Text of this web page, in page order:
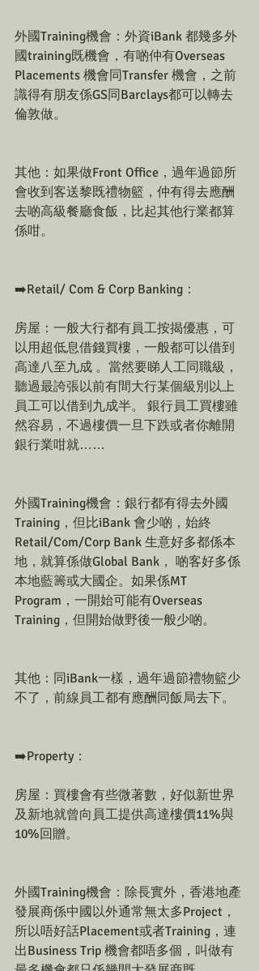
外國Training機會：外資iBank 都幾多外
國training既機會，有啲仲有Overseas
Placements 機會同Transfer 機會，之前
識得有朋友係GS同Barclays都可以轉去
倫敦做。
其他：如果做Front Office，過年過節所
會收到客送黎既禮物籃，仲有得去應酬
去啲高級餐廳食飯，比起其他行業都算
係咁。
➡️Retail/ Com & Corp Banking：
房屋：一般大行都有員工按揭優惠，可
以用超低息借錢買樓，一般都可以借到
高達八至九成 。當然要睇人工同職級，
聽過最誇張以前有間大行某個級別以上
員工可以借到九成半。 銀行員工買樓雖
然容易，不過樓價一旦下跌或者你離開
銀行業咁就……
外國Training機會：銀行都有得去外國
Training，但比iBank 會少啲，始終
Retail/Com/Corp Bank 生意好多都係本
地，就算係做Global Bank， 啲客好多係
本地藍籌或大國企。如果係MT
Program，一開始可能有Overseas
Training，但開始做野後一般少啲。
其他：同iBank一樣，過年過節禮物籃少
不了，前線員工都有應酬同飯局去下。
➡️Property：
房屋：買樓會有些微著數，好似新世界
及新地就曾向員工提供高達樓價11%與
10%回贈。
外國Training機會：除長實外，香港地產
發展商係中國以外通常無太多Project，
所以唔好話Placement或者Training，連
出Business Trip 機會都唔多個，叫做有